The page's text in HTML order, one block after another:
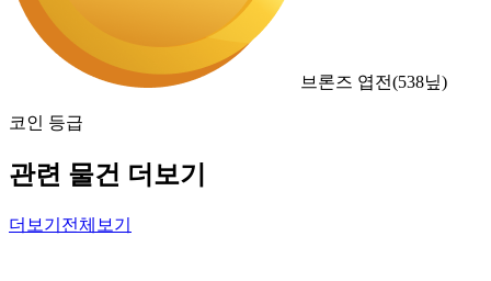
브론즈 엽전(538닢)
코인 등급
관련 물건 더보기
더보기 전체보기